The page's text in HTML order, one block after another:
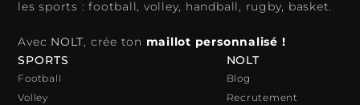
les sports : football, volley, handball, rugby, basket.
Avec NOLT, crée ton maillot personnalisé !
SPORTS
Football
Volley
NOLT
Blog
Recrutement